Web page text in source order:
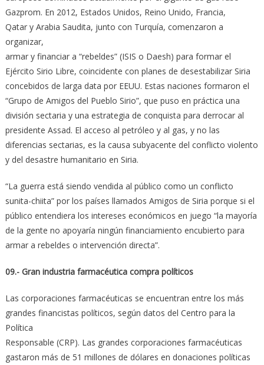
Gazprom. En 2012, Estados Unidos, Reino Unido, Francia,
Qatar y Arabia Saudita, junto con Turquía, comenzaron a
organizar,
armar y financiar a “rebeldes” (ISIS o Daesh) para formar el
Ejército Sirio Libre, coincidente con planes de desestabilizar Siria
concebidos de larga data por EEUU. Estas naciones formaron el
“Grupo de Amigos del Pueblo Sirio”, que puso en práctica una
división sectaria y una estrategia de conquista para derrocar al
presidente Assad. El acceso al petróleo y al gas, y no las
diferencias sectarias, es la causa subyacente del conflicto violento
y del desastre humanitario en Siria.
“La guerra está siendo vendida al público como un conflicto
sunita-chiita” por los países llamados Amigos de Siria porque si el
público entendiera los intereses económicos en juego “la mayoría
de la gente no apoyaría ningún financiamiento encubierto para
armar a rebeldes o intervención directa”.
09.- Gran industria farmacéutica compra políticos
Las corporaciones farmacéuticas se encuentran entre los más
grandes financistas políticos, según datos del Centro para la
Política
Responsable (CRP). Las grandes corporaciones farmacéuticas
gastaron más de 51 millones de dólares en donaciones políticas